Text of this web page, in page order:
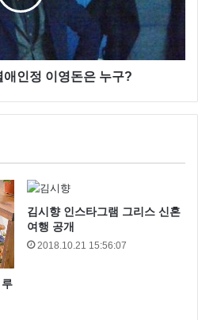
애인정 이영돈은 누구?
김시향 인스타그램 그리스 신혼
여행 공개
2018.10.21 15:56:07